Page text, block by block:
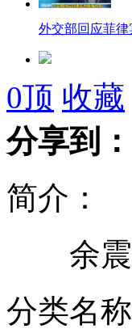
外交部回应菲律
净吞八蛋 国足败
孙杨首秀大运
0顶 收藏
分享到：
简介：
余震
分类名称